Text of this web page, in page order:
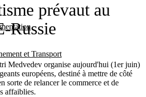
et Transport
prévaut au
Russie
Medvedev organise aujourd'hui (1er juin)
européens, destiné à mettre de côté
sorte de relancer le commerce et de
affaiblies.